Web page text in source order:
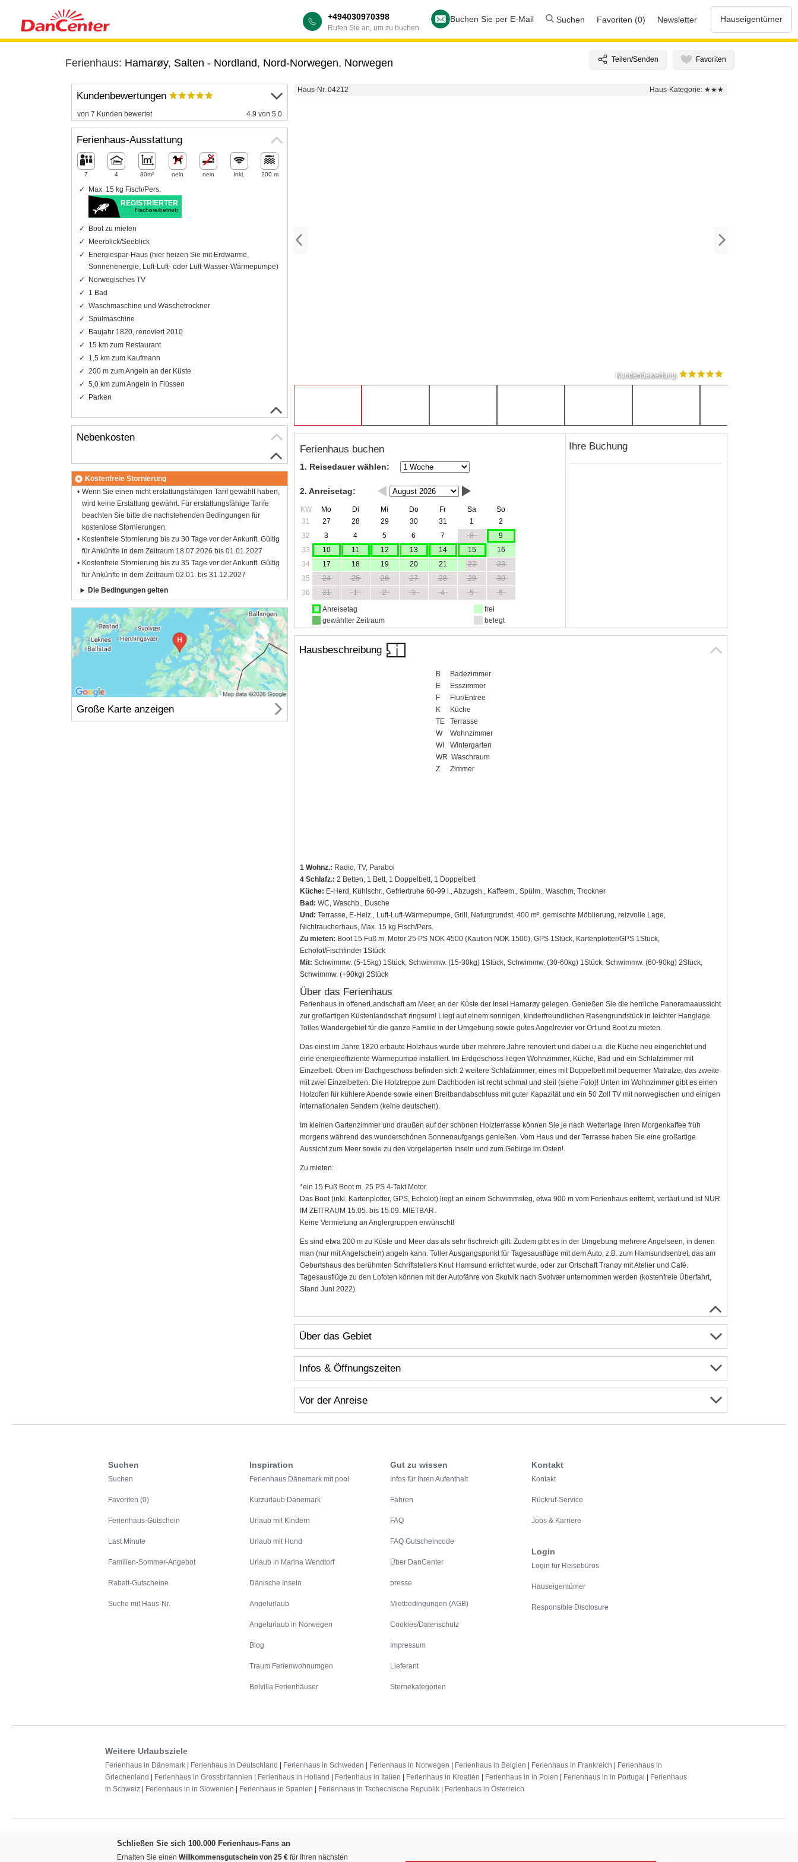
+494030970398
Rufen Sie an, um zu buchen
Buchen Sie per E-Mail Suchen Favoriten (0) Newsletter Hauseigentümer
Ferienhaus: Hamarøy, Salten - Nordland, Nord-Norwegen, Norwegen
Haus-Nr. 04212 Haus-Kategorie: ★★★
Kundenbewertung
Ferienhaus buchen
1. Reisedauer wählen:
2. Anreisetag:
KW Mo Di Mi Do Fr Sa
So
31
27 28 29 30 31 1
2
32
3 4 5 6 7 8
9
33
10 11 12 13 14 15
16
34
17 18 19 20 21 22
23
35
24 25 26 27 28 29
30
36
31 1 2 3 4 5
6
Anreisetag
gewählter Zeitraum
frei
belegt
Ihre Buchung
Hausbeschreibung
B
Badezimmer
E
Esszimmer
F
Flur/Entree
K
Küche
TE
Terrasse
W
Wohnzimmer
WI
Wintergarten
WR Waschraum
Z
Zimmer
1 Wohnz.: Radio, TV, Parabol
4 Schlafz.: 2 Betten, 1 Bett, 1 Doppelbett, 1 Doppelbett
Küche: E-Herd, Kühlschr., Gefriertruhe 60-99 l., Abzugsh., Kaffeem., Spülm., Waschm, Trockner
Bad: WC, Waschb., Dusche
Und: Terrasse, E-Heiz., Luft-Luft-Wärmepumpe, Grill, Naturgrundst. 400 m², gemischte Möblierung, reizvolle Lage,
Nichtraucherhaus, Max. 15 kg Fisch/Pers.
Zu mieten: Boot 15 Fuß m. Motor 25 PS NOK 4500 (Kaution NOK 1500), GPS 1Stück, Kartenplotter/GPS 1Stück,
Echolot/Fischfinder 1Stück
Mit: Schwimmw. (5-15kg) 1Stück, Schwimmw. (15-30kg) 1Stück, Schwimmw. (30-60kg) 1Stück, Schwimmw. (60-90kg) 2Stück,
Schwimmw. (+90kg) 2Stück
Über das Ferienhaus
Ferienhaus in offenerLandschaft am Meer, an der Küste der Insel Hamarøy gelegen. Genießen Sie die herrliche Panoramaaussicht
zur großartigen Küstenlandschaft ringsum! Liegt auf einem sonnigen, kinderfreundlichen Rasengrundstück in leichter Hanglage.
Tolles Wandergebiet für die ganze Familie in der Umgebung sowie gutes Angelrevier vor Ort und Boot zu mieten.
Das einst im Jahre 1820 erbaute Holzhaus wurde über mehrere Jahre renoviert und dabei u.a. die Küche neu eingerichtet und
eine energieeffiziente Wärmepumpe installiert. Im Erdgeschoss liegen Wohnzimmer, Küche, Bad und ein Schlafzimmer mit
Einzelbett. Oben im Dachgeschoss befinden sich 2 weitere Schlafzimmer; eines mit Doppelbett mit bequemer Matratze, das zweite
mit zwei Einzelbetten. Die Holztreppe zum Dachboden ist recht schmal und steil (siehe Foto)! Unten im Wohnzimmer gibt es einen
Holzofen für kühlere Abende sowie einen Breitbandabschluss mit guter Kapazität und ein 50 Zoll TV mit norwegischen und einigen
internationalen Sendern (keine deutschen).
Im kleinen Gartenzimmer und draußen auf der schönen Holzterrasse können Sie je nach Wetterlage Ihren Morgenkaffee früh
morgens während des wunderschönen Sonnenaufgangs genießen. Vom Haus und der Terrasse haben Sie eine großartige
Aussicht zum Meer sowie zu den vorgelagerten Inseln und zum Gebirge im Osten!
Zu mieten:
*ein 15 Fuß Boot m. 25 PS 4-Takt Motor.
Das Boot (inkl. Kartenplotter, GPS, Echolot) liegt an einem Schwimmsteg, etwa 900 m vom Ferienhaus entfernt, vertäut und ist NUR
IM ZEITRAUM 15.05. bis 15.09. MIETBAR.
Keine Vermietung an Anglergruppen erwünscht!
Es sind etwa 200 m zu Küste und Meer das als sehr fischreich gilt. Zudem gibt es in der Umgebung mehrere Angelseen, in denen
man (nur mit Angelschein) angeln kann. Toller Ausgangspunkt für Tagesausflüge mit dem Auto, z.B. zum Hamsundsentret, das am
Geburtshaus des berühmten Schriftstellers Knut Hamsund errichtet wurde, oder zur Ortschaft Tranøy mit Atelier und Café.
Tagesausflüge zu den Lofoten können mit der Autofähre von Skutvik nach Svolvær unternommen werden (kostenfreie Überfahrt,
Stand Juni 2022).
Über das Gebiet
Infos & Öffnungszeiten
Vor der Anreise
Kundenbewertungen
von 7 Kunden bewertet 4.9 von 5.0
Ferienhaus-Ausstattung
7 4 80m² nein nein Inkl. 200 m
Max. 15 kg Fisch/Pers.
REGISTRIERTER
Fischereibetrieb
Boot zu mieten
Meerblick/Seeblick
Energiespar-Haus (hier heizen Sie mit Erdwärme,
Sonnenenergie, Luft-Luft- oder Luft-Wasser-Wärmepumpe)
Norwegisches TV
1 Bad
Waschmaschine und Wäschetrockner
Spülmaschine
Baujahr 1820, renoviert 2010
15 km zum Restaurant
1,5 km zum Kaufmann
200 m zum Angeln an der Küste
5,0 km zum Angeln in Flüssen
Parken
Nebenkosten
Kostenfreie Stornierung
Wenn Sie einen nicht erstattungsfähigen Tarif gewählt haben,
wird keine Erstattung gewährt. Für erstattungsfähige Tarife
beachten Sie bitte die nachstehenden Bedingungen für
kostenlose Stornierungen:
Kostenfreie Stornierung bis zu 30 Tage vor der Ankunft. Gültig
für Ankünfte in dem Zeitraum 18.07.2026 bis 01.01.2027
Kostenfreie Stornierung bis zu 35 Tage vor der Ankunft. Gültig
für Ankünfte in dem Zeitraum 02.01. bis 31.12.2027
Die Bedingungen gelten
Große Karte anzeigen
Suchen
Suchen
Favoriten (0)
Ferienhaus-Gutschein
Last Minute
Familien-Sommer-Angebot
Rabatt-Gutscheine
Suche mit Haus-Nr.
Inspiration
Ferienhaus Dänemark mit pool
Kurzurlaub Dänemark
Urlaub mit Kindern
Urlaub mit Hund
Urlaub in Marina Wendtorf
Dänische Inseln
Angelurlaub
Angelurlaub in Norwegen
Blog
Traum Ferienwohnumgen
Belvilla Ferienhäuser
Gut zu wissen
Infos für Ihren Aufenthalt
Fähren
FAQ
FAQ Gutscheincode
Über DanCenter
presse
Mietbedingungen (AGB)
Cookies/Datenschutz
Impressum
Lieferant
Sternekategorien
Kontakt
Kontakt
Rückruf-Service
Jobs & Karriere
Login
Login für Reisebüros
Hauseigentümer
Responsible Disclosure
Weitere Urlaubsziele
Ferienhaus in Dänemark Ferienhaus in Deutschland Ferienhaus in Schweden Ferienhaus in Norwegen Ferienhaus in Belgien Ferienhaus in Frankreich
Ferienhaus in
Griechenland
Ferienhaus in Grossbritannien Ferienhaus in Holland Ferienhaus in Italien Ferienhaus in Kroatien Ferienhaus in in Polen Ferienhaus in in Portugal
Ferienhaus
in Schweiz
Ferienhaus in in Slowenien Ferienhaus in Spanien Ferienhaus in Tschechische Republik Ferienhaus in Österreich
Schließen Sie sich 100.000 Ferienhaus-Fans an
Erhalten Sie einen Willkommensgutschein von 25 € für Ihren nächsten